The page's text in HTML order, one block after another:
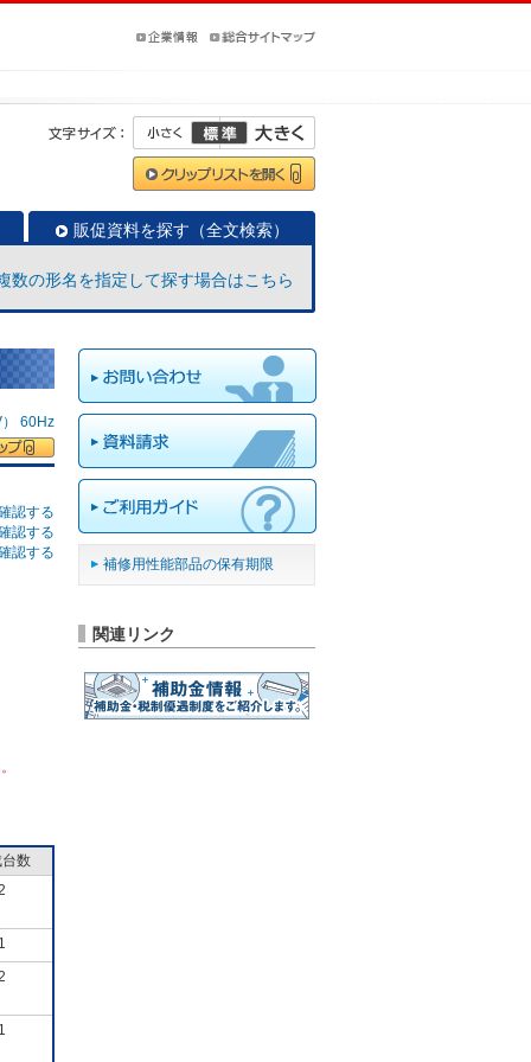
販促資料を探す（全文検索）
数の形名を指定して探す場合はこちら
60Hz
認する
認する
認する
数
1
1
補修用性能部品の保有期限
関連リンク